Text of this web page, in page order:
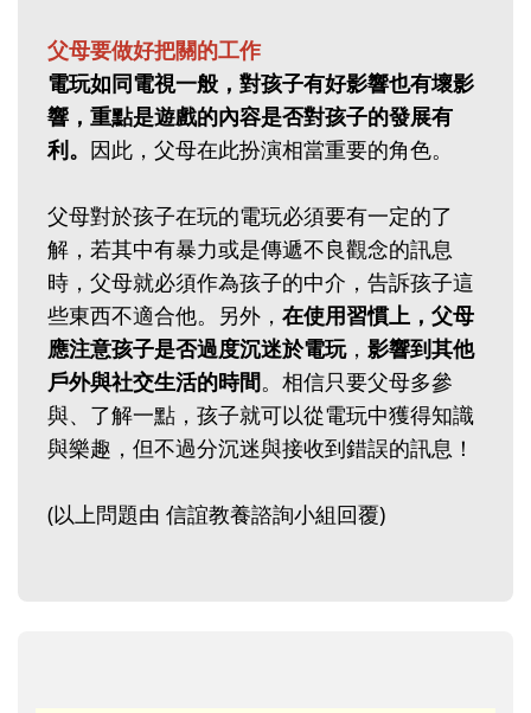
父母要做好把關的工作
電玩如同電視一般，對孩子有好影響也有壞影
響，重點是遊戲的內容是否對孩子的發展有
利。 因此，父母在此扮演相當重要的角色。
父母對於孩子在玩的電玩必須要有一定的了
解，若其中有暴力或是傳遞不良觀念的訊息
時，父母就必須作為孩子的中介，告訴孩子這
些東西不適合他。另外， 在使用習慣上，父母
應注意孩子是否過度沉迷於電玩， 影響到其他
戶外與社交生活的時間。相信只要父母多參
與、了解一點，孩子就可以從電玩中獲得知識
與樂趣，但不過分沉迷與接收到錯誤的訊息！
(以上問題由 信誼教養諮詢小組回覆)